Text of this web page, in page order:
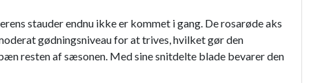
stauder endnu ikke er kommet i gang. De rosarøde aks
gødningsniveau for at trives, hvilket gør den
resten af sæsonen. Med sine snitdelte blade bevarer den